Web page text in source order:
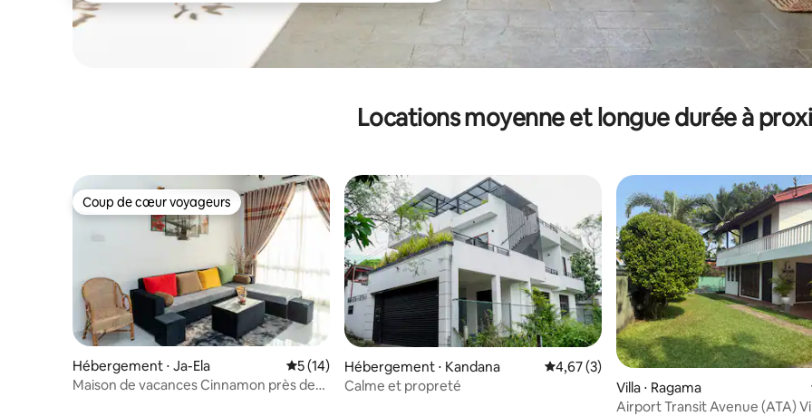
Locations moyenne et longue durée à
Coup de cœur voyageurs
Coup de cœur voyageurs
Hébergement ⋅ Ja-Ela Évaluation moyenne sur la base de 14 commentaires : 5 sur 5
5 (14)
Maison de vacances Cinnamon près de
Hébergement ⋅ Kandana Évaluation moyenne sur la base de 3
4,67 (3)
Calme et propreté
Villa ⋅ Ragama
Airport Transit Avenue (ATA)